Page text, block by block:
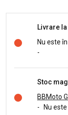
Livrare
Nu este
-
Stoc
BBMoto
-
Nu